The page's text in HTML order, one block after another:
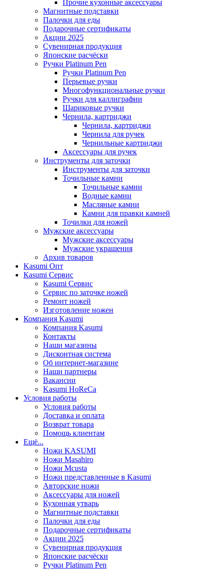
Прочие кухонные аксессуары
Магнитные подставки
Палочки для еды
Подарочные сертификаты
Акции 2025
Сувенирная продукция
Японские расчёски
Ручки Platinum Pen
Ручки Platinum Pen
Перьевые ручки
Многофункциональные ручки
Ручки для каллиграфии
Шариковые ручки
Чернила, картриджи
Чернила, картриджи
Чернила для ручек
Чернильные картриджи
Аксессуары для ручек
Инструменты для заточки
Инструменты для заточки
Точильные камни
Точильные камни
Водные камни
Масляные камни
Камни для правки камней
Точилки для ножей
Мужские аксессуары
Мужские аксессуары
Мужские украшения
Архив товаров
Kasumi Опт
Кasumi Сервис
Кasumi Сервис
Сервис по заточке ножей
Ремонт ножей
Изготовление ножен
Компания Kasumi
Компания Kasumi
Контакты
Наши магазины
Дисконтная система
Об интернет-магазине
Наши партнеры
Вакансии
Kasumi HoReCa
Условия работы
Условия работы
Доставка и оплата
Возврат товара
Помощь клиентам
Ещё...
Ножи KASUMI
Ножи Masahiro
Ножи Mcusta
Ножи представленные в Kasumi
Авторские ножи
Аксессуары для ножей
Кухонная утварь
Магнитные подставки
Палочки для еды
Подарочные сертификаты
Акции 2025
Сувенирная продукция
Японские расчёски
Ручки Platinum Pen